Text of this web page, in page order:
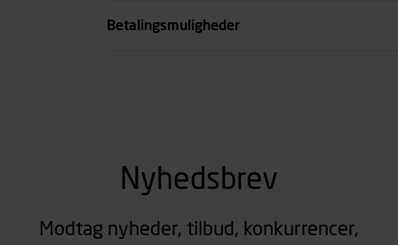
Betalingsmuligheder
Nyhedsbrev
Modtag nyheder, tilbud, konkurrencer,